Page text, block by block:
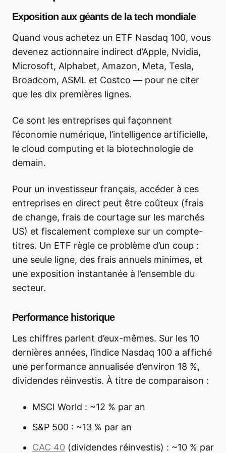
Exposition aux géants de la tech mondiale
Quand vous achetez un ETF Nasdaq 100, vous
devenez actionnaire indirect d’Apple, Nvidia,
Microsoft, Alphabet, Amazon, Meta, Tesla,
Broadcom, ASML et Costco — pour ne citer
que les dix premières lignes.
Ce sont les entreprises qui façonnent
l’économie numérique, l’intelligence artificielle,
le cloud computing et la biotechnologie de
demain.
Pour un investisseur français, accéder à ces
entreprises en direct peut être coûteux (frais
de change, frais de courtage sur les marchés
US) et fiscalement complexe sur un compte-
titres. Un ETF règle ce problème d’un coup :
une seule ligne, des frais annuels minimes, et
une exposition instantanée à l’ensemble du
secteur.
Performance historique
Les chiffres parlent d’eux-mêmes. Sur les 10
dernières années, l’indice Nasdaq 100 a affiché
une performance annualisée d’environ 18 %,
dividendes réinvestis. À titre de comparaison :
MSCI World : ~12 % par an
S&P 500 : ~13 % par an
CAC 40 (dividendes réinvestis) : ~10 % par